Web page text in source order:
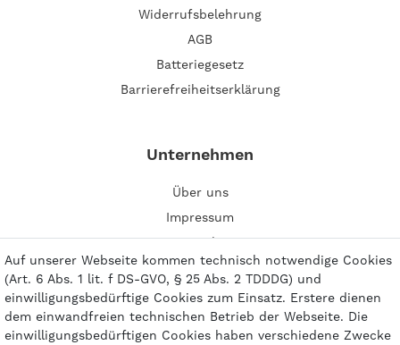
Widerrufsbelehrung
AGB
Batteriegesetz
Barrierefreiheitserklärung
Unternehmen
Über uns
Impressum
Kontakt
Auf unserer Webseite kommen technisch notwendige Cookies
(Art. 6 Abs. 1 lit. f DS-GVO, § 25 Abs. 2 TDDDG) und
einwilligungsbedürftige Cookies zum Einsatz. Erstere dienen
dem einwandfreien technischen Betrieb der Webseite. Die
einwilligungsbedürftigen Cookies haben verschiedene Zwecke